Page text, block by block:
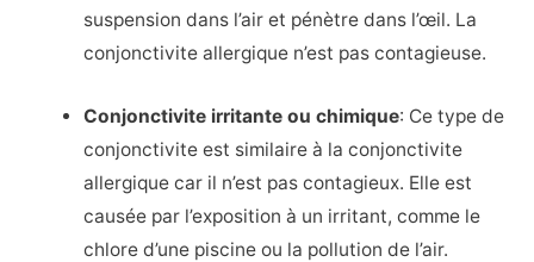
suspension dans l’air et pénètre dans l’œil. La
conjonctivite allergique n’est pas contagieuse.
Conjonctivite irritante ou chimique: Ce type de
conjonctivite est similaire à la conjonctivite
allergique car il n’est pas contagieux. Elle est
causée par l’exposition à un irritant, comme le
chlore d’une piscine ou la pollution de l’air.